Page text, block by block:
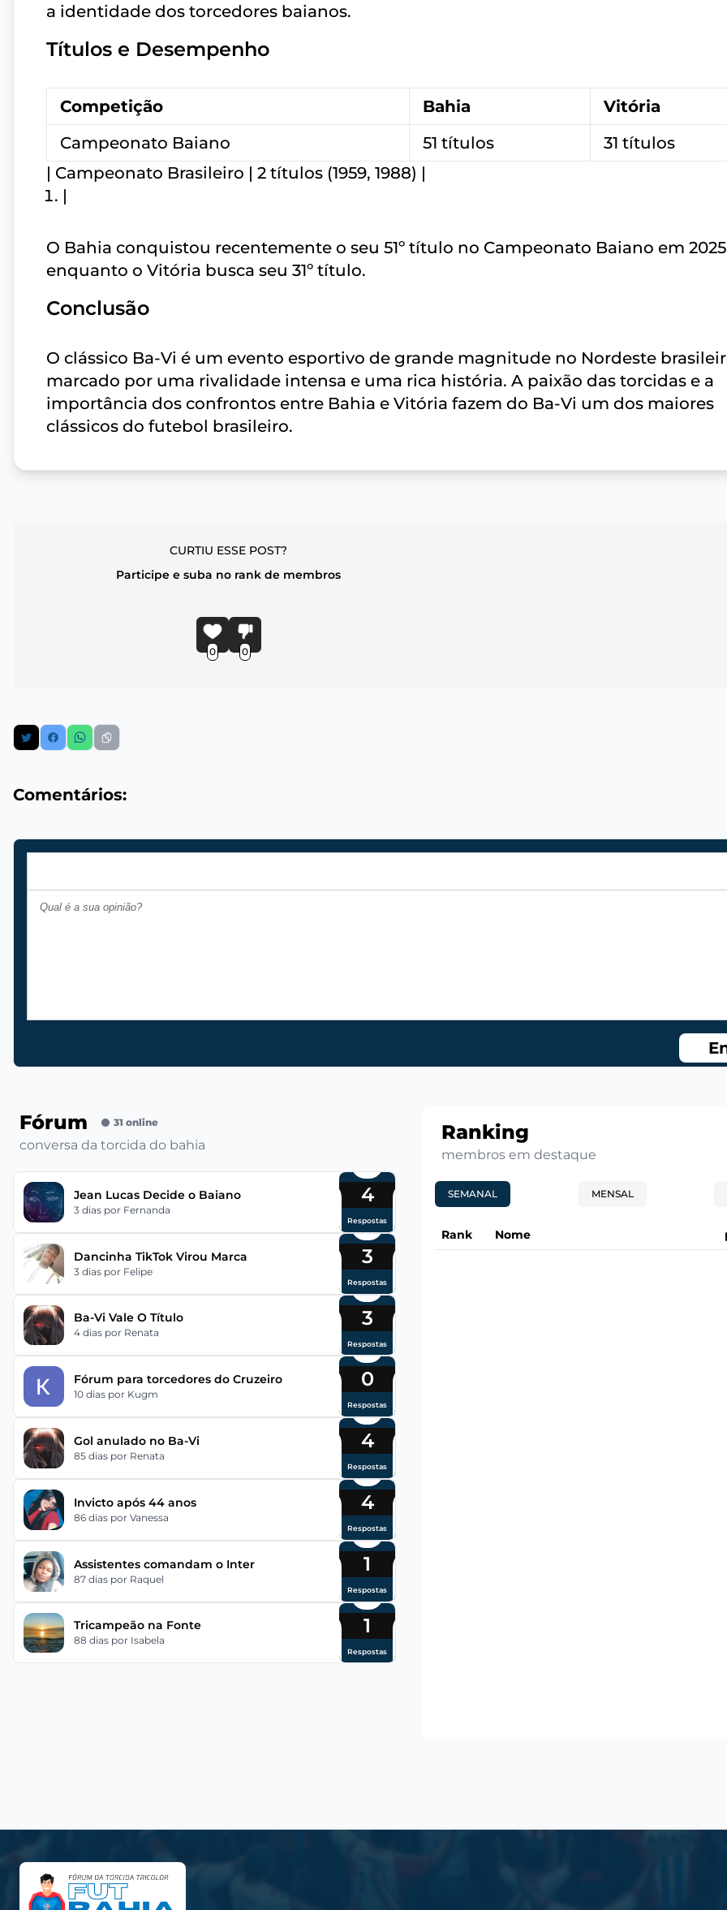
a identidade dos torcedores baianos.
Títulos e Desempenho
Competição Bahia
Vitória
Campeonato Baiano
51 títulos
31 títulos
| Campeonato Brasileiro | 2 títulos (1959, 1988) |
|
O Bahia conquistou recentemente o seu 51º título no Campeonato Baiano em
enquanto o Vitória busca seu 31º título.
Conclusão
O clássico Ba-Vi é um evento esportivo de grande magnitude no Nordeste
marcado por uma rivalidade intensa e uma rica história. A paixão das torcidas e a
importância dos confrontos entre Bahia e Vitória fazem do Ba-Vi um dos maiores
clássicos do futebol brasileiro.
CURTIU ESSE POST?
Participe e suba no rank de membros
0 0
Comentários:
Fórum 31 online
conversa da torcida do bahia
Jean Lucas Decide o Baiano
3 dias por Fernanda
4
Respostas
Dancinha TikTok Virou Marca
3 dias por Felipe
3
Respostas
Ba-Vi Vale O Título
4 dias por Renata
3
Respostas
Fórum para torcedores do Cruzeiro
10 dias por Kugm
0
Respostas
Gol anulado no Ba-Vi
85 dias por Renata
4
Respostas
Invicto após 44 anos
86 dias por Vanessa
4
Respostas
Assistentes comandam o Inter
87 dias por Raquel
1
Respostas
Tricampeão na Fonte
88 dias por Isabela
1
Respostas
Ranking
membros em destaque
SEMANAL MENSAL
Rank Nome